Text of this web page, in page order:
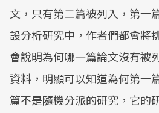
文，只有第二篇被列入，第一
設分析研究中，作者們都會將
會說明為何哪一篇論文沒有被
資料，明顯可以知道為何第一
篇不是隨機分派的研究，它的